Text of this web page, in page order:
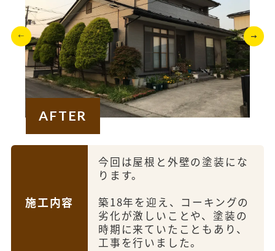
AFTER
施工内容
今回は屋根と外壁の塗装にな
ります。
築18年を迎え、コーキングの
劣化が激しいことや、塗装の
時期に来ていたこともあり、
工事を行いました。